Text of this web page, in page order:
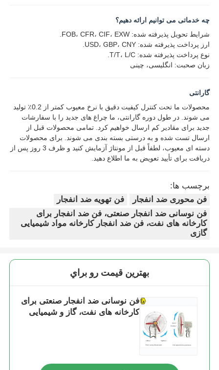
چه خدماتی می توانیم ارائه دهیم؟
شرایط تحویل پذیرفته شده: FOB، CFR، CIF، EXW.
ارز پرداخت پذیرفته شده: USD، GBP، CNY.
نوع پرداخت پذیرفته شده: T/T، L/C.
زبان صحبت: انگلیسی، چینی
گارانتی
محصولات ما تحت کنترل کیفیت دقیق با نرخ معیوب کمتر از 0.2٪ تولید
می شوند. در طول دوره گارانتی، ما چراغ های جدید را با سفارشات
جدید برای مقادیر کم ارسال خواهیم کرد. تمامی محصولات قبل از
ارسال تست شده و به درستی بسته بندی می شوند. برای محصولات
دسته ای معیوب، لطفاً قبل از مونتاژ آزمایش کنید و ظرف 3 روز پس از
دریافت برای تأیید تعویض به ما اطلاع دهید.
برچسب ها:
فن محوری ضد انفجار
فن تهویه ضد انفجار
فن نوسانی ضد انفجار صنعتی، فن ضد انفجار برای
کارخانه های نفت، فن ضد انفجار کارخانه مواد شیمیایی
گازی
بهترين قيمت رو براي
فن نوسانی ضد انفجار صنعتی برای
کارخانه های نفت، گاز و شیمیایی